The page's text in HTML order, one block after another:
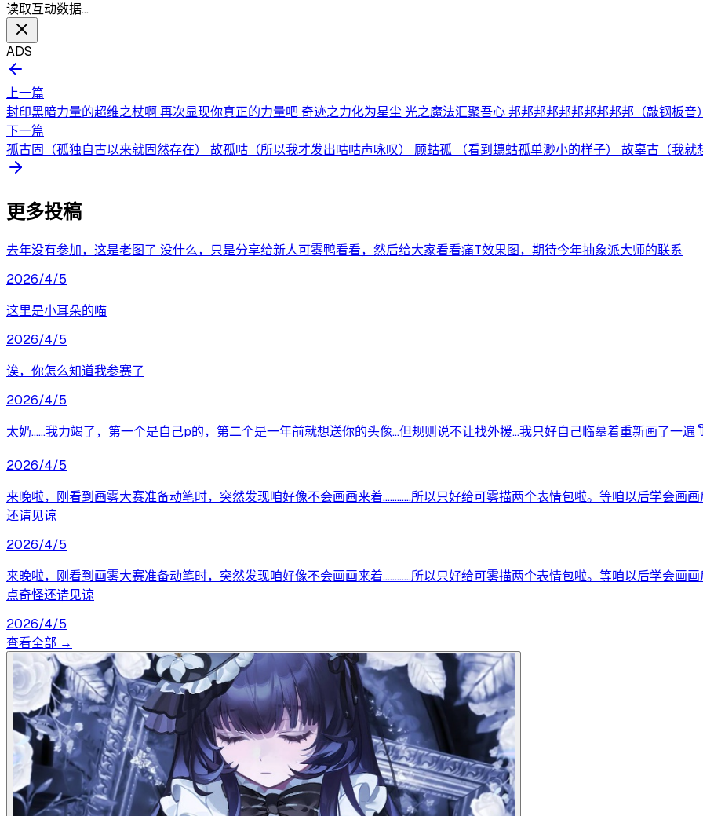
读取互动数据…
ADS
上一篇
封印黑暗力量的超维之杖啊 再次显现你真正的力量吧 奇迹之力化为星尘 光之魔法汇聚吾心 邦邦邦邦邦邦邦邦邦邦（敲钢板音
下一篇
孤古固（孤独自古以来就固然存在） 故孤咕（所以我才发出咕咕声咏叹） 顾蛄孤 （看到蟪蛄孤单渺小的样子） 故辜古（我就
更多投稿
去年没有参加，这是老图了 没什么，只是分享给新人可雾鸭看看，然后给大家看看痛T效果图，期待今年抽象派大师的联系
2026/4/5
这里是小耳朵的喵
2026/4/5
诶，你怎么知道我参赛了
2026/4/5
太奶……我力竭了，第一个是自己p的，第二个是一年前就想送你的头像…但规则说不让找外援…我只好自己临摹着重新画了一遍
2026/4/5
来晚啦，刚看到画雾大赛准备动笔时，突然发现咱好像不会画画来着…………所以只好给可雾描两个表情包啦。等咱以后学会画
还请见谅
2026/4/5
来晚啦，刚看到画雾大赛准备动笔时，突然发现咱好像不会画画来着…………所以只好给可雾描两个表情包啦。等咱以后学会画
点奇怪还请见谅
2026/4/5
查看全部 →